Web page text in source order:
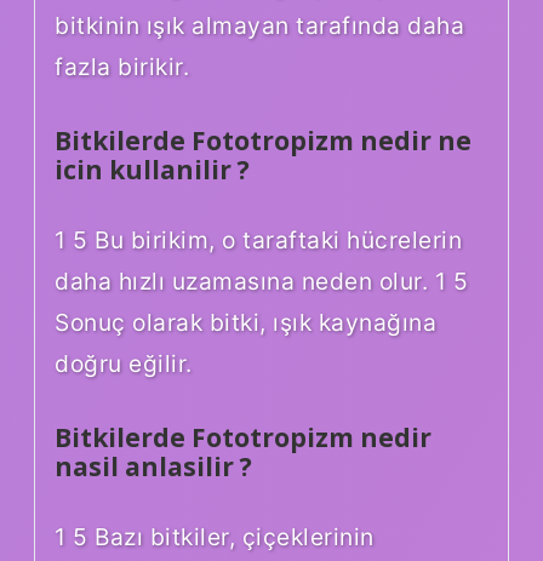
bitkinin ışık almayan tarafında daha
fazla birikir.
Bitkilerde Fototropizm nedir ne
icin kullanilir ?
1 5 Bu birikim, o taraftaki hücrelerin
daha hızlı uzamasına neden olur. 1 5
Sonuç olarak bitki, ışık kaynağına
doğru eğilir.
Bitkilerde Fototropizm nedir
nasil anlasilir ?
1 5 Bazı bitkiler, çiçeklerinin